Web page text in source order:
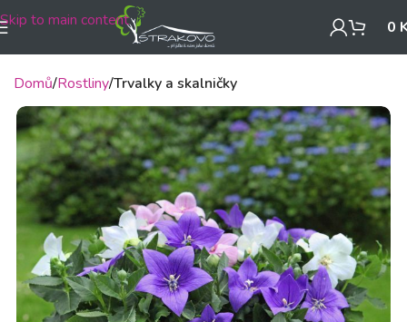
Skip to main content 0
Domů Rostliny Trvalky a skalničky